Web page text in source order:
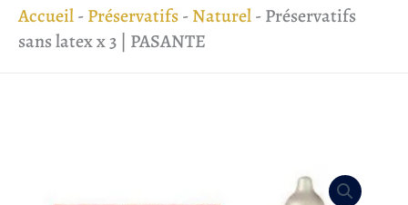
Accueil- Préservatifs- Naturel- Préservatifs
sans latex x 3 | PASANTE